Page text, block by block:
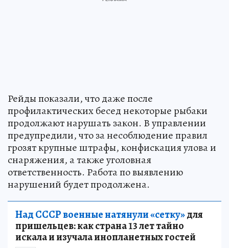
Рейды показали, что даже после
профилактических бесед некоторые рыбаки
продолжают нарушать закон. В управлении
предупредили, что за несоблюдение правил
грозят крупные штрафы, конфискация улова и
снаряжения, а также уголовная
ответственность. Работа по выявлению
нарушений будет продолжена.
Над СССР военные натянули «сетку»для
пришельцев: как страна 13 лет тайно
искала и изучала инопланетных гостей